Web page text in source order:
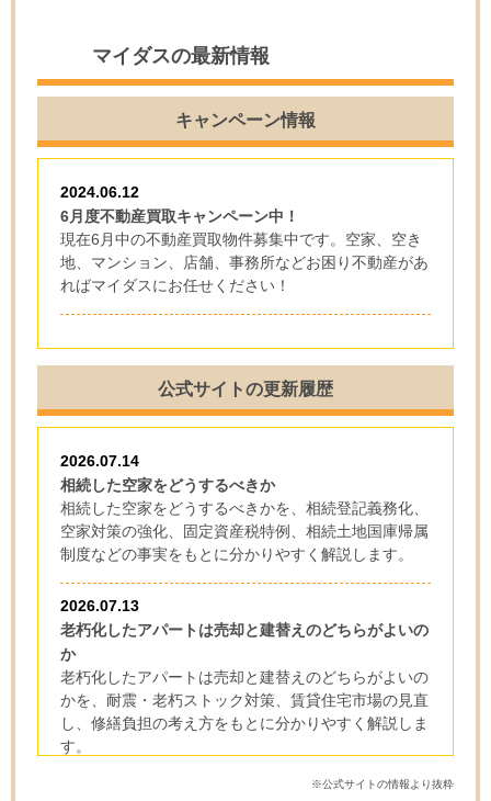
マイダスの最新情報
キャンペーン情報
2024.06.12
6月度不動産買取キャンペーン中！
現在6月中の不動産買取物件募集中です。空家、空き
地、マンション、店舗、事務所などお困り不動産があ
ればマイダスにお任せください！
公式サイトの更新履歴
2026.07.14
相続した空家をどうするべきか
相続した空家をどうするべきかを、相続登記義務化、
空家対策の強化、固定資産税特例、相続土地国庫帰属
制度などの事実をもとに分かりやすく解説します。
2026.07.13
老朽化したアパートは売却と建替えのどちらがよいの
か
老朽化したアパートは売却と建替えのどちらがよいの
かを、耐震・老朽ストック対策、賃貸住宅市場の見直
し、修繕負担の考え方をもとに分かりやすく解説しま
す。
※公式サイトの情報より抜粋